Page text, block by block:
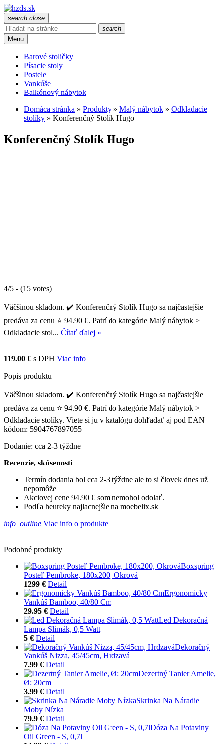
search close
search
Menu
Barové stoličky
Písacie stoly
Postele
Vankúše
Balkónový nábytok
Domáca stránka » Produkty » Malý nábytok » Odkladacie
stolíky » Konferenčný Stolík Hugo
Konferenčný Stolík Hugo
4/5 - (15 votes)
Väčšinou skladom. ✔️ Konferenčný Stolík Hugo sa najčastejšie
predáva za cenu ⭐ 94.90 €. Patrí do kategórie Malý nábytok >
Odkladacie stol... Čítať ďalej »
119.00 € s DPH Viac info
Popis produktu
Väčšinou skladom. ✔️ Konferenčný Stolík Hugo sa najčastejšie
predáva za cenu ⭐ 94.90 €. Patrí do kategórie Malý nábytok >
Odkladacie stolíky. Viete si ju v katalógu dohľadať aj pod EAN
kódom: 5904767897055
Dodanie: cca 2-3 týždne
Recenzie, skúsenosti
Termín dodania bol cca 2-3 týždne ale to si človek dnes už
nepomôže
Akciovej cene 94.90 € som nemohol odolať.
Podľa heureky najlacnejšie na moebelix.sk
info_outline Viac info o produkte
Podobné produkty
Boxspring
Posteľ Pembroke, 180x200, Okrová
1299 € Detail
Ergonomicky
Vankúš Bamboo, 40/80 Cm
29.95 € Detail
Led Dekoračná
Lampa Slimák, 0,5 Watt
5 € Detail
Dekoračný
Vankúš Nizza, 45/45cm, Hrdzavá
7.99 € Detail
Dezertný Tanier Amelie,
Ø: 20cm
3.99 € Detail
Skrinka Na Náradie
Moby Nízka
79.9 € Detail
Dóza Na Potaviny
Oil Green - S, 0,7l